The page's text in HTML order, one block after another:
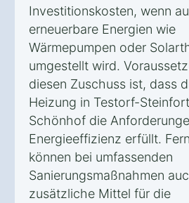
Investitionskosten, wenn
erneuerbare Energien wie
Wärmepumpen oder
umgestellt wird.
diesen Zuschuss ist, dass
Heizung in Testorf-Steinfort
Schönhof die
Energieeffizienz erfüllt.
können bei umfassenden
Sanierungsmaßnahmen
zusätzliche Mittel für die